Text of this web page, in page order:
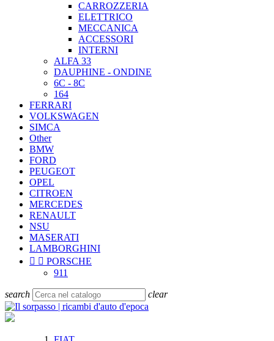
CARROZZERIA
ELETTRICO
MECCANICA
ACCESSORI
INTERNI
ALFA 33
DAUPHINE - ONDINE
6C - 8C
164
FERRARI
VOLKSWAGEN
SIMCA
Other
BMW
FORD
PEUGEOT
OPEL
CITROEN
MERCEDES
RENAULT
NSU
MASERATI
LAMBORGHINI
  PORSCHE
911
search clear